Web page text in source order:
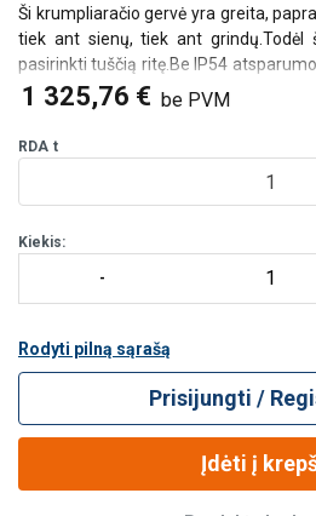
Ši krumpliaračio gervė yra greita,
tiek ant sienų, tiek ant grindų. Todėl
pasirinkti tuščią ritę. Be IP54
yra iš nerūdijančio plieno 304.
tvirta ir saugi tiek kelti, tiek ir
1 325,76 € be PVM
RDA t
1
Kiekis:
Rodyti pilną sąrašą
Prisijungti /
Įdėti į